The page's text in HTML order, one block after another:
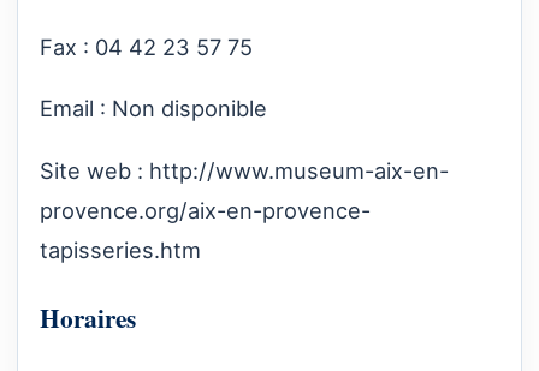
Fax : 04 42 23 57 75
Email : Non disponible
Site web : http://www.museum-aix-en-
provence.org/aix-en-provence-
tapisseries.htm
Horaires